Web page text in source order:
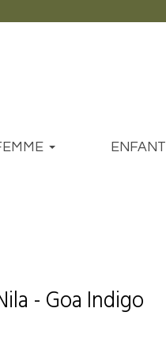
ENFANT
- Goa Indigo